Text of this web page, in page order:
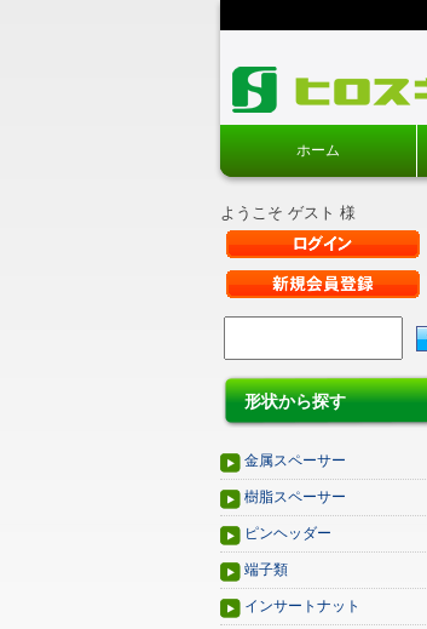
ホーム
ようこそ ゲスト 様
形状から探す
金属スペーサー
樹脂スペーサー
ピンヘッダー
端子類
インサートナット